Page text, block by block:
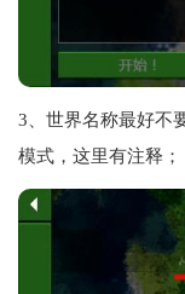
3、世界名称最好不
模式，这里有注释；